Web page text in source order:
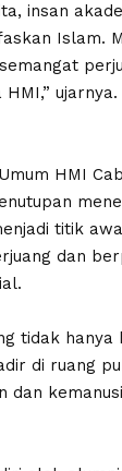
insan
Islam.
ujarnya.
HMI
titik
dan
tidak hanya
di ruang